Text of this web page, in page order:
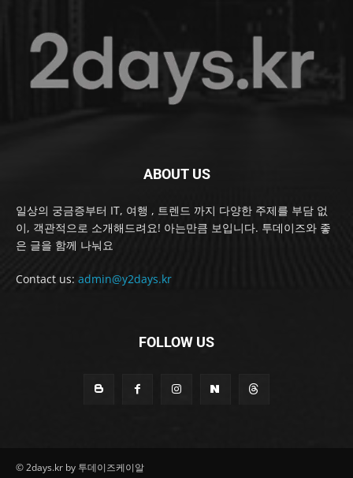
ABOUT US
일상의 궁금증부터 IT, 여행 , 트렌드 까지 다양한 주제를 부담 없
이, 객관적으로 소개해드려요! 아는만큼 보입니다. 투데이즈와 좋
은 글을 함께 나눠요
Contact us: admin@y2days.kr
FOLLOW US
© 2days.kr by 투데이즈케이알